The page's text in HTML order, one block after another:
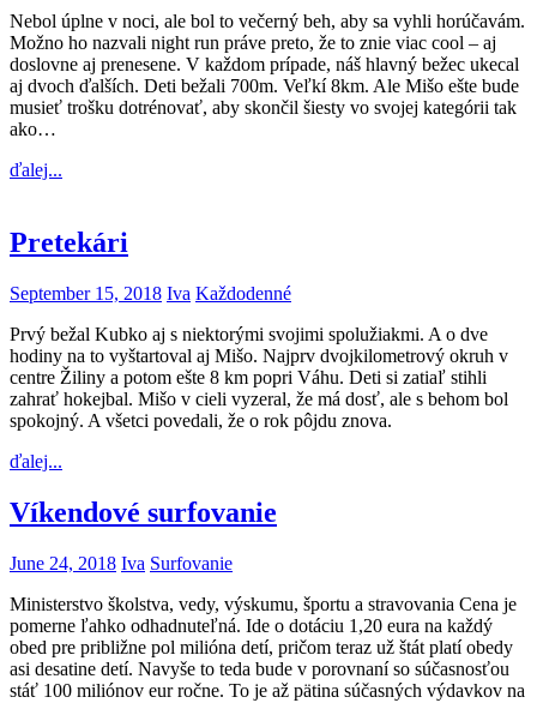
Nebol úplne v noci, ale bol to večerný beh, aby sa vyhli horúčavám.
Možno ho nazvali night run práve preto, že to znie viac cool – aj
doslovne aj prenesene. V každom prípade, náš hlavný bežec ukecal
aj dvoch ďalších. Deti bežali 700m. Veľkí 8km. Ale Mišo ešte bude
musieť trošku dotrénovať, aby skončil šiesty vo svojej kategórii tak
ako…
ďalej...
Pretekári
September 15, 2018 Iva Každodenné
Prvý bežal Kubko aj s niektorými svojimi spolužiakmi. A o dve
hodiny na to vyštartoval aj Mišo. Najprv dvojkilometrový okruh v
centre Žiliny a potom ešte 8 km popri Váhu. Deti si zatiaľ stihli
zahrať hokejbal. Mišo v cieli vyzeral, že má dosť, ale s behom bol
spokojný. A všetci povedali, že o rok pôjdu znova.
ďalej...
Víkendové surfovanie
June 24, 2018 Iva Surfovanie
Ministerstvo školstva, vedy, výskumu, športu a stravovania Cena je
pomerne ľahko odhadnuteľná. Ide o dotáciu 1,20 eura na každý
obed pre približne pol milióna detí, pričom teraz už štát platí obedy
asi desatine detí. Navyše to teda bude v porovnaní so súčasnosťou
stáť 100 miliónov eur ročne. To je až pätina súčasných výdavkov na